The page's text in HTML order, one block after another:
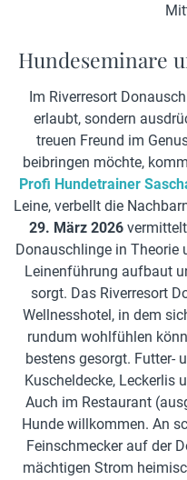
Hundeseminare
Im Riverresort
erlaubt, sondern
treuen Freund im
beibringen möchte,
Profi Hundetrainer
Leine, verbellt die
29. März 2026vermittelt
Donauschlinge in Theorie
Leinenführung aufbaut
sorgt. Das Riverresort
Wellnesshotel, in dem
rundum wohlfühlen
bestens gesorgt. Futter-
Kuscheldecke, Leckerlis
Auch im Restaurant
Hunde willkommen. An
Feinschmecker auf der
mächtigen Strom